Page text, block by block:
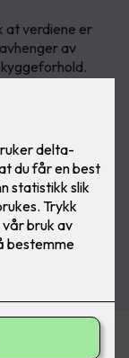
at verdiene er
av